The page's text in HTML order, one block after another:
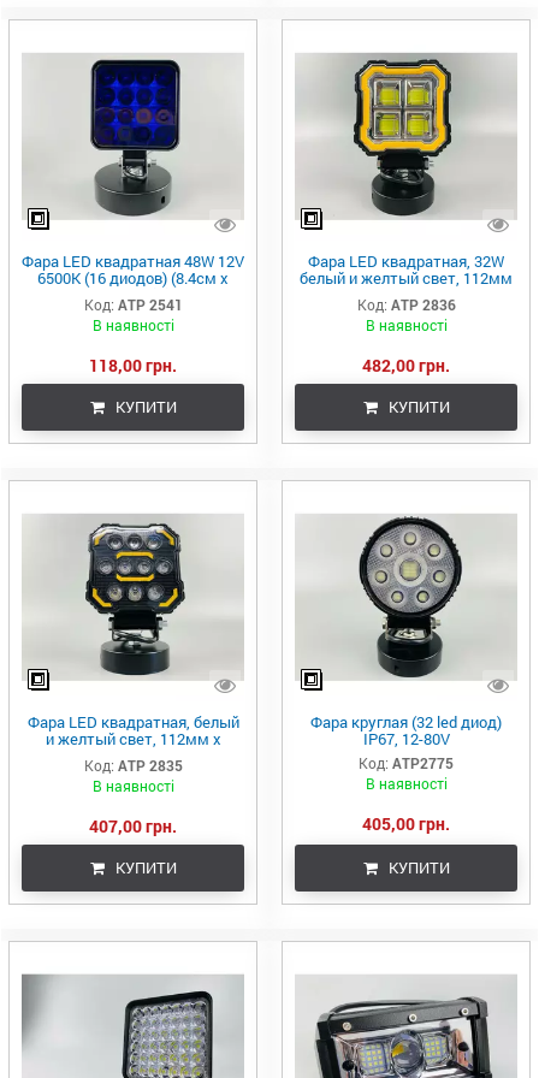
Фара LED квадратная 48W 12V
6500K (16 диодов) (8.4см х
8.4см х 2см) Mini(синяя)
Код: ATР 2541
В наявності
118,00 грн.
КУПИТИ
Фара LED квадратная, 32W
белый и желтый свет, 112мм
х 128мм х 37мм (ширина). 9-
60V.
Код: ATP 2836
В наявності
482,00 грн.
КУПИТИ
Фара LED квадратная, белый
и желтый свет, 112мм х
Код: ATP 2835
В наявності
407,00 грн.
КУПИТИ
Фара круглая (32 led диод)
IP67, 12-80V
Код: ATP2775
В наявності
405,00 грн.
КУПИТИ